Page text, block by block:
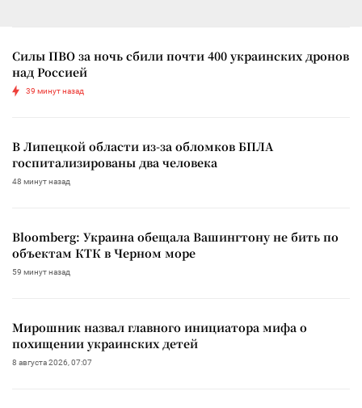
Силы ПВО за ночь сбили почти 400 украинских дронов
над Россией
39 минут назад
В Липецкой области из-за обломков БПЛА
госпитализированы два человека
48 минут назад
Bloomberg: Украина обещала Вашингтону не бить по
объектам КТК в Черном море
59 минут назад
Мирошник назвал главного инициатора мифа о
похищении украинских детей
8 августа 2026, 07:07